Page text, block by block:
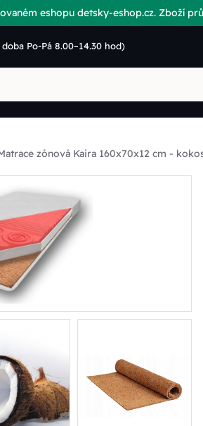
eshopu detsky-eshop.cz. Zboží
Po-Pá 8.00–14.30 hod)
zónová Kaira 160x70x12 cm -